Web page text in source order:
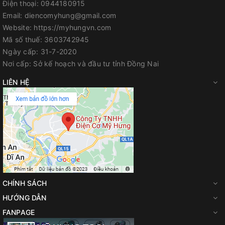
Đi Kèm
Lực siết
/ 20 N·m
Chuôi Lục Giác 6.35 mm
Lưc đập/Tốc độ đập
Rất cứng/ Cứng/ Trung
bình/ Mềm/Gỗ/Bu lông/
T(2) chế độ: 0 - 3,800 /
3,600 / 2,600 / 1,100 /
lần/phút
Lực Siết Tối Đa
Điện thoại: 0944180915
Email: diencomyhung@gmail.com
Website: https://myhungvn.com
Mã số thuế: 3603742945
Ngày cấp: 31-7-2020
Nơi cấp: Sở kế hoạch và đầu tư tỉnh Đồng Nai
LIÊN HỆ
CHÍNH SÁCH
HƯỚNG DẪN
FANPAGE